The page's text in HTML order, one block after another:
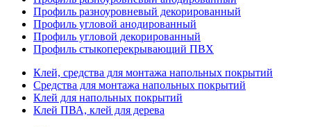
Профиль разноуровневый декорированный
Профиль угловой анодированный
Профиль угловой декорированный
Профиль стыкоперекрывающий ПВХ
Клей, средства для монтажа напольных покрытий
Средства для монтажа напольных покрытий
Клей для напольных покрытий
Клей ПВА, клей для дерева